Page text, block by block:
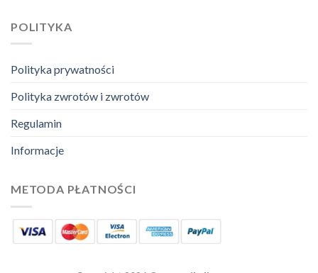
POLITYKA
Polityka prywatności
Polityka zwrotów i zwrotów
Regulamin
Informacje
METODA PŁATNOŚCI